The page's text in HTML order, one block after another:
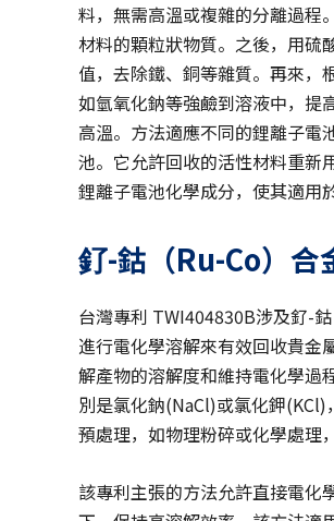
料，無需高溫或複雜的分離過程
材料的顆粒狀物質。之後，用硫
值，去除鐵、銅等雜質。再來，
如氫氧化鈉等強鹼到溶液中，提
高溫。方法適應不同的鋰離子電
池。它允許回收的活性材料重新
鋰離子電池化學成分，使其適用
釕-鈷（Ru-Co）合
台灣專利 TWI404830B涉及釕-
進行電化學溶解來有效回收貴金
解產物的溶解度和維持電化學過
別是氯化鈉(NaCl)或氯化鉀
預處理，如物理粉碎或化學處理
該專利主張的方法允許直接電化